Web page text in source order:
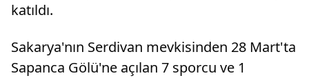
katıldı.
Sakarya'nın Serdivan mevkisinden 28 Mart'ta
Sapanca Gölü'ne açılan 7 sporcu ve 1